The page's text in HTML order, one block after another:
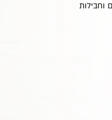
וחבילות